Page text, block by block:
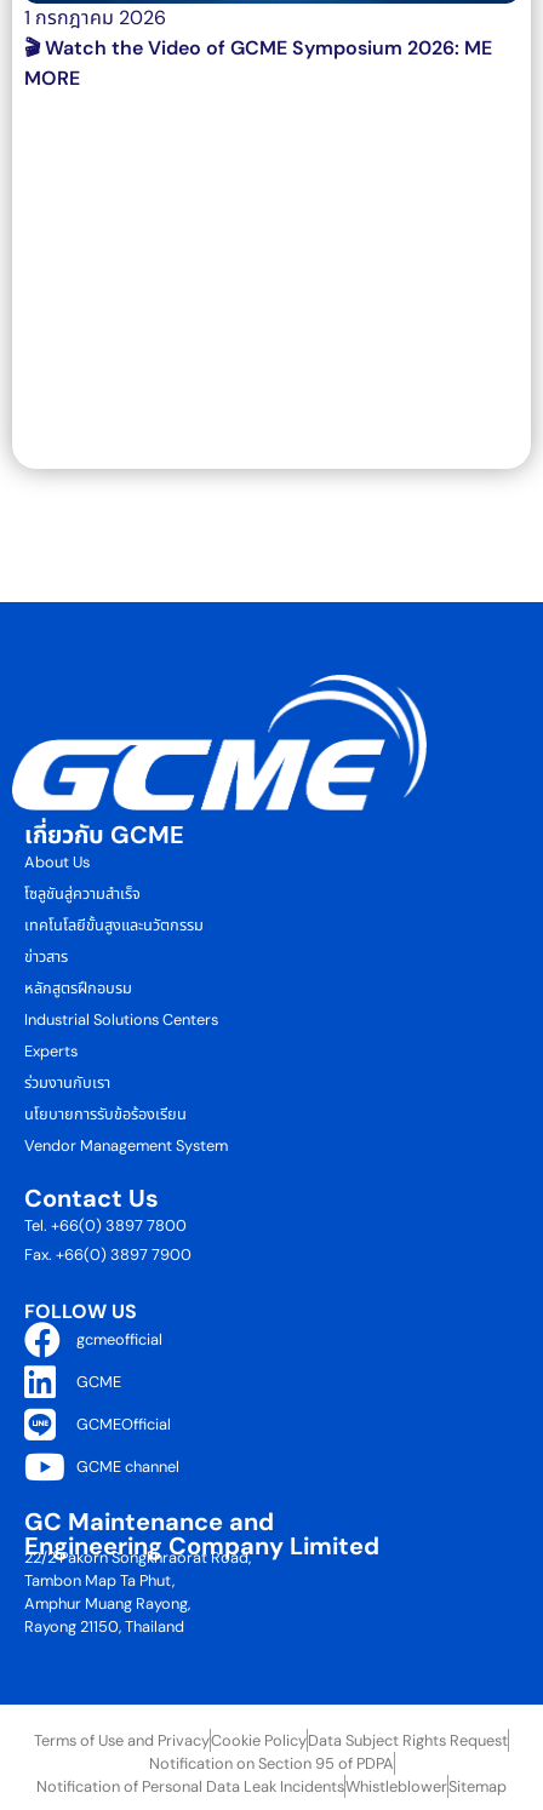
1 กรกฎาคม 2026
🎬 Watch the Video of GCME Symposium 2026: ME
MORE
เกี่ยวกับ GCME
About Us
โซลูชันสู่ความสำเร็จ
เทคโนโลยีขั้นสูงและนวัตกรรม
ข่าวสาร
หลักสูตรฝึกอบรม
Industrial Solutions Centers
Experts
ร่วมงานกับเรา
นโยบายการรับข้อร้องเรียน
Vendor Management System
Contact Us
Tel. +66(0) 3897 7800
Fax. +66(0) 3897 7900
FOLLOW US
gcmeofficial
GCME
GCMEOfficial
GCME channel
GC Maintenance and
Engineering Company Limited
22/2 Pakorn Songkhraorat Road,
Tambon Map Ta Phut,
Amphur Muang Rayong,
Rayong 21150, Thailand
Terms of Use and PrivacyCookie PolicyData Subject Rights Request
Notification on Section 95 of PDPA
Notification of Personal Data Leak IncidentsWhistleblowerSitemap